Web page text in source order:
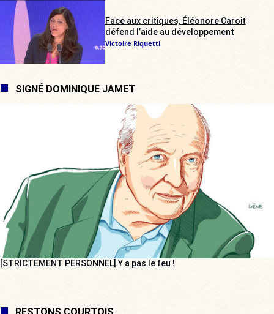
Face aux critiques, Éléonore Caroit
défend l’aide au développement
Victoire Riquetti
SIGNÉ DOMINIQUE JAMET
[STRICTEMENT PERSONNEL] Y a pas le feu !